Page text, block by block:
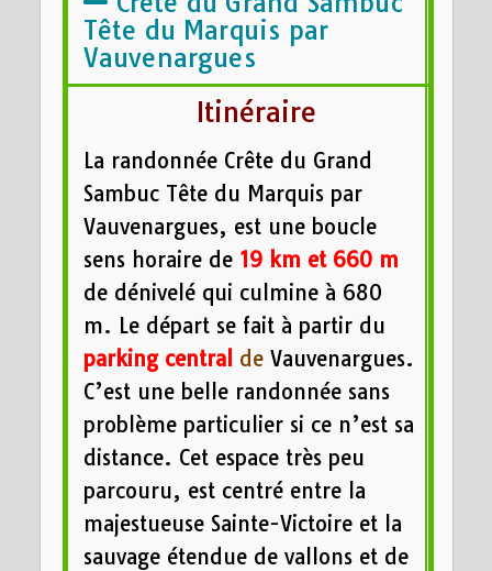
Tête du Marquis par
Vauvenargues
Itinéraire
La randonnée Crête du Grand
Sambuc Tête du Marquis par
Vauvenargues, est une boucle
sens horaire de 19 km et 660 m
de dénivelé qui culmine à 680
m. Le départ se fait à partir du
parking central deVauvenargues.
C’est une belle randonnée sans
problème particulier si ce n’est sa
distance. Cet espace très peu
parcouru, est centré entre la
majestueuse Sainte-Victoire et la
sauvage étendue de vallons et de